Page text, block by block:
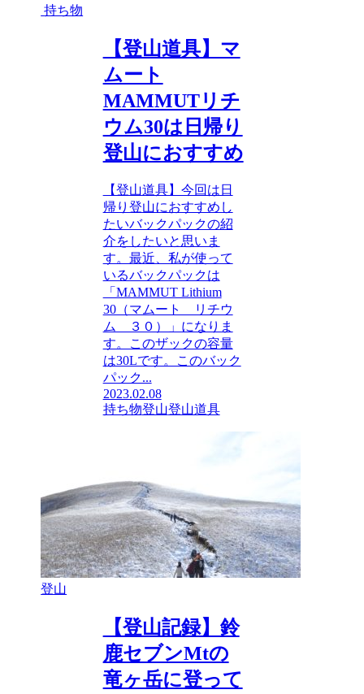
持ち物
【登山道具】マ
ムート
MAMMUTリチ
ウム30は日帰り
登山におすすめ
【登山道具】今回は日
帰り登山におすすめし
たいバックパックの紹
介をしたいと思いま
す。最近、私が使って
いるバックパックは
「MAMMUT Lithium
30（マムート リチウ
ム ３０）」になりま
す。このザックの容量
は30Lです。このバック
パック...
2023.02.08
持ち物登山登山道具
登山
【登山記録】鈴
鹿セブンMtの
竜ヶ岳に登って